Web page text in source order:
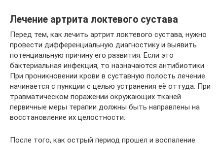
Лечение артрита локтевого сустава
Перед тем, как лечить артрит локтевого сустава, нужно
провести дифференциальную диагностику и выявить
потенциальную причину его развития. Если это
бактериальная инфекция, то назначаются антибиотики.
При проникновении крови в суставную полость лечение
начинается с пункции с целью устранения её оттуда. При
травматическом поражении окружающих тканей
первичные меры терапии должны быть направлены на
восстановление их целостности.
После того, как острый период прошел и воспаление